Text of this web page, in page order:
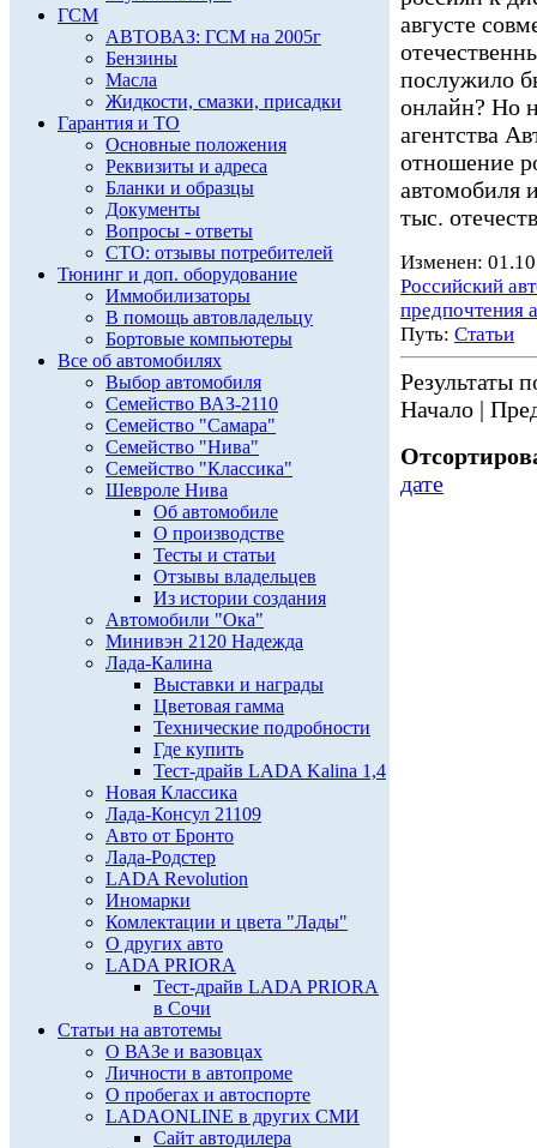
ГСМ
АВТОВАЗ: ГСМ на 2005г
Бензины
Масла
Жидкости, смазки, присадки
Гарантия и ТО
Основные положения
Реквизиты и адреса
Бланки и образцы
Документы
Вопросы - ответы
СТО: отзывы потребителей
Тюнинг и доп. оборудование
Иммобилизаторы
В помощь автовладельцу
Бортовые компьютеры
Все об автомобилях
Выбор автомобиля
Семейство ВАЗ-2110
Семейство "Самара"
Семейство "Нива"
Семейство "Классика"
Шевроле Нива
Об автомобиле
О производстве
Тесты и статьи
Отзывы владельцев
Из истории создания
Автомобили "Ока"
Минивэн 2120 Надежда
Лада-Калина
Выставки и награды
Цветовая гамма
Технические подробности
Где купить
Тест-драйв LADA Kalina 1,4
Новая Классика
Лада-Консул 21109
Авто от Бронто
Лада-Родстер
LADA Revolution
Иномарки
Комлектации и цвета "Лады"
О других авто
LADA PRIORA
Тест-драйв LADA PRIORA
в Сочи
Статьи на автотемы
О ВАЗе и вазовцах
Личности в автопроме
О пробегах и автоспорте
LADAONLINE в других СМИ
Сайт автодилера
августе
послужило
онлайн? Но
агентства
отношение
автомобиля
тыс.
Изменен:
Российский
предпочтения
Путь: Статьи
Результаты
Начало |
дате